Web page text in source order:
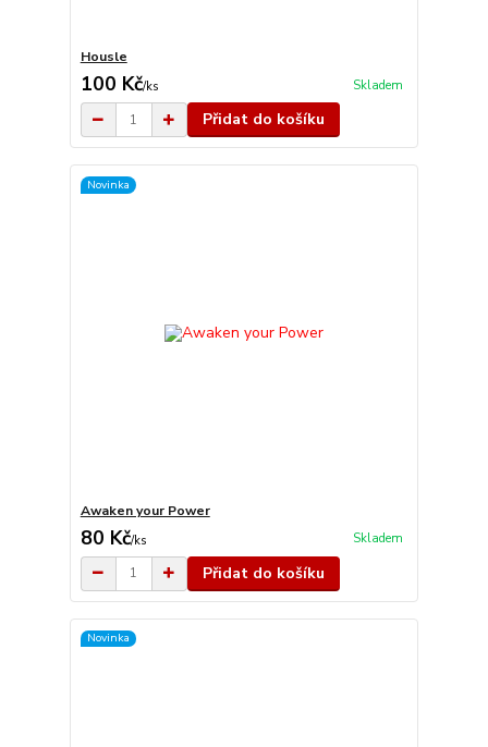
Housle
100 Kč/ks Skladem
Přidat do košíku
Novinka
Awaken your Power
80 Kč/ks Skladem
Přidat do košíku
Novinka